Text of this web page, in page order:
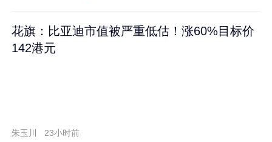
花旗：比亚迪市值被严重低估！涨60%目标价
142港元
朱玉川 23小时前